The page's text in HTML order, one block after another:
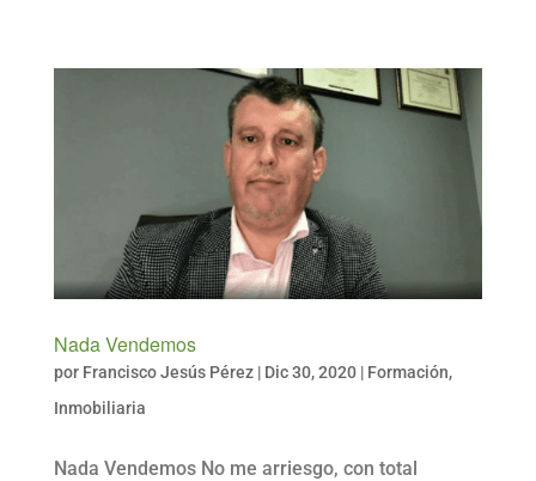
Nada Vendemos
por Francisco Jesús Pérez| Dic 30, 2020| Formación,
Inmobiliaria
Nada Vendemos No me arriesgo, con total